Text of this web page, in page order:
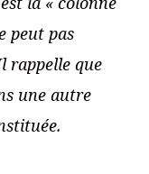
peut pas
rappelle que
une autre